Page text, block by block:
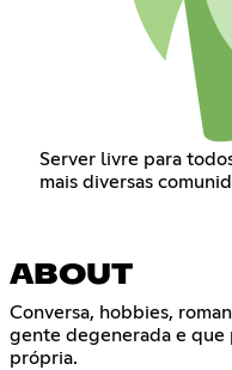
Server livre para
mais diversas
ABOUT
Conversa, hobbies,
gente degenerada e que
própria.